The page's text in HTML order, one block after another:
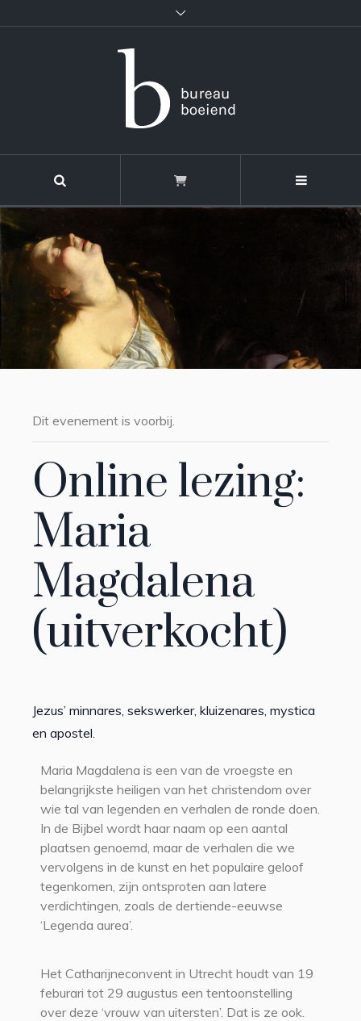
Dit evenement is voorbij.
Online lezing:
Maria
Magdalena
(uitverkocht)
Jezus’ minnares, sekswerker, kluizenares, mystica
en apostel.
Maria Magdalena is een van de vroegste en
belangrijkste heiligen van het christendom over
wie tal van legenden en verhalen de ronde doen.
In de Bijbel wordt haar naam op een aantal
plaatsen genoemd, maar de verhalen die we
vervolgens in de kunst en het populaire geloof
tegenkomen, zijn ontsproten aan latere
verdichtingen, zoals de dertiende-eeuwse
‘Legenda aurea’.
Het Catharijneconvent in Utrecht houdt van 19
feburari tot 29 augustus een tentoonstelling
over deze ‘vrouw van uitersten’. Dat is ze ook.